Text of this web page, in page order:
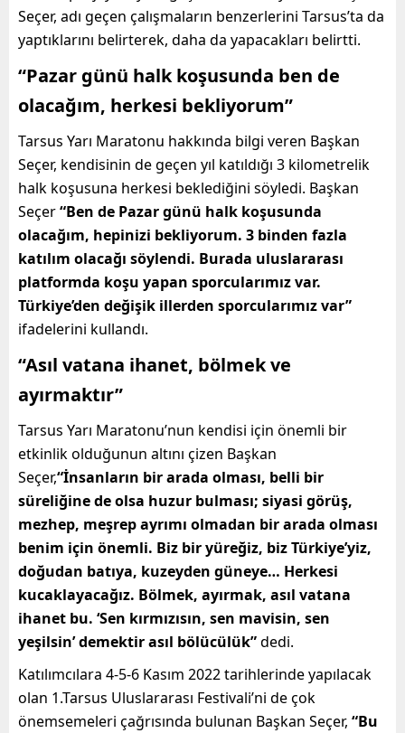
Seçer, adı geçen çalışmaların benzerlerini Tarsus’ta da
yaptıklarını belirterek, daha da yapacakları belirtti.
“Pazar günü halk koşusunda ben de
olacağım, herkesi bekliyorum”
Tarsus Yarı Maratonu hakkında bilgi veren Başkan
Seçer, kendisinin de geçen yıl katıldığı 3 kilometrelik
halk koşusuna herkesi beklediğini söyledi. Başkan
Seçer“Ben de Pazar günü halk koşusunda
olacağım, hepinizi bekliyorum. 3 binden fazla
katılım olacağı söylendi. Burada uluslararası
platformda koşu yapan sporcularımız var.
Türkiye’den değişik illerden sporcularımız var”
ifadelerini kullandı.
“Asıl vatana ihanet, bölmek ve
ayırmaktır”
Tarsus Yarı Maratonu’nun kendisi için önemli bir
etkinlik olduğunun altını çizen Başkan
Seçer,“İnsanların bir arada olması, belli bir
süreliğine de olsa huzur bulması; siyasi görüş,
mezhep, meşrep ayrımı olmadan bir arada olması
benim için önemli. Biz bir yüreğiz, biz Türkiye’yiz,
doğudan batıya, kuzeyden güneye… Herkesi
kucaklayacağız. Bölmek, ayırmak, asıl vatana
ihanet bu. ‘Sen kırmızısın, sen mavisin, sen
yeşilsin’ demektir asıl bölücülük”dedi.
Katılımcılara 4-5-6 Kasım 2022 tarihlerinde yapılacak
olan 1.Tarsus Uluslararası Festivali’ni de çok
önemsemeleri çağrısında bulunan Başkan Seçer, “Bu